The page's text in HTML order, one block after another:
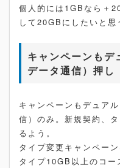
個人的には1GBなら＋
して20GBにしたいと思
キャンペーンもデ
データ通信）押し
キャンペーンもデュア
信）のみ。新規契約、
るよう。
タイプ変更キャンペー
タイプ10GB以上のコ